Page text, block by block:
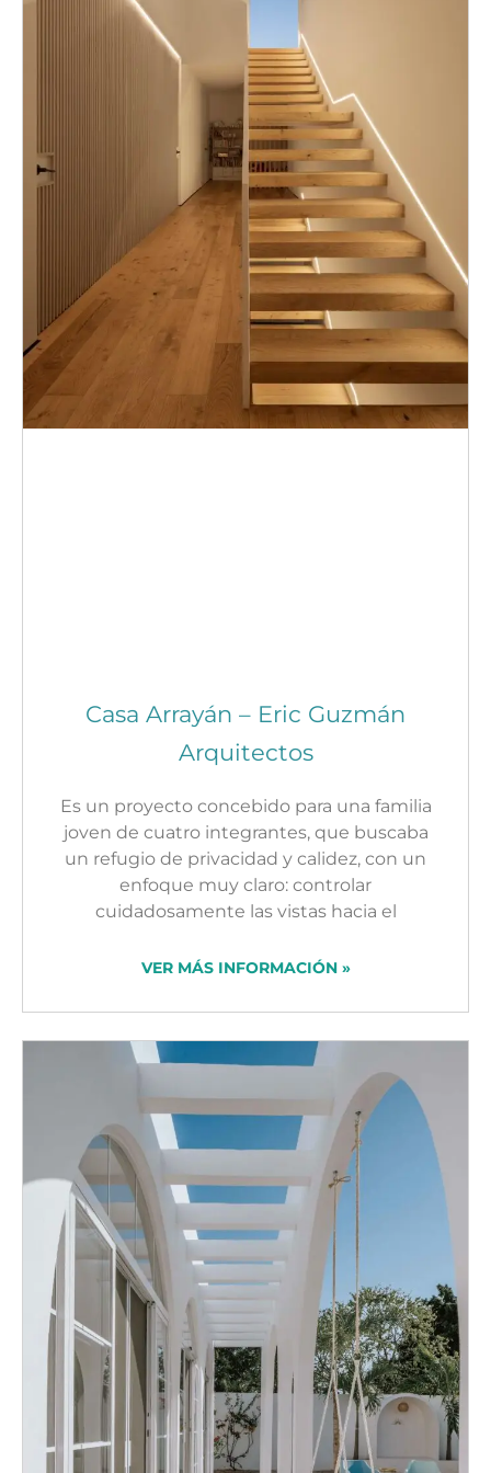
Casa Arrayán – Eric Guzmán
Arquitectos
Es un proyecto concebido para una familia
joven de cuatro integrantes, que buscaba
un refugio de privacidad y calidez, con un
enfoque muy claro: controlar
cuidadosamente las vistas hacia el
VER MÁS INFORMACIÓN »